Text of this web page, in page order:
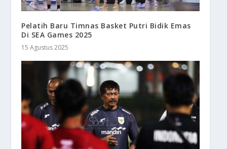
Pelatih Baru Timnas Basket Putri Bidik Emas
Di SEA Games 2025
15 Agustus 2025